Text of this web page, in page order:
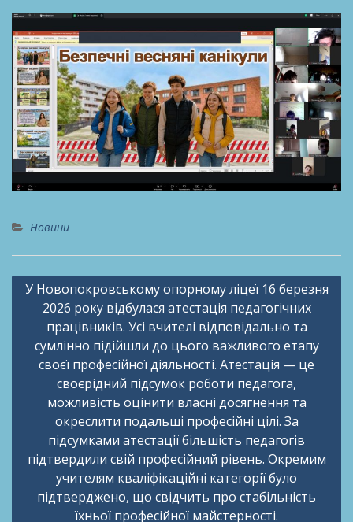
Новини
Навігація
записів
У Новопокровському опорному ліцеї 16 березня
2026 року відбулася атестація педагогічних
працівників. Усі вчителі відповідально та
сумлінно підійшли до цього важливого етапу
своєї професійної діяльності. Атестація — це
своєрідний підсумок роботи педагога,
можливість оцінити власні досягнення та
окреслити подальші професійні цілі. За
підсумками атестації більшість педагогів
підтвердили свій професійний рівень. Окремим
учителям кваліфікаційні категорії було
підтверджено, що свідчить про стабільність
їхньої професійної майстерності.